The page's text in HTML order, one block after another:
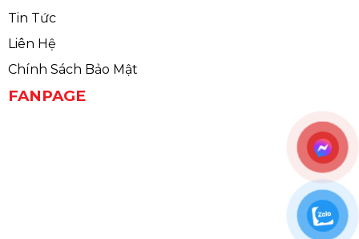
Tin Tức
Liên Hệ
Chính Sách Bảo Mật
FANPAGE